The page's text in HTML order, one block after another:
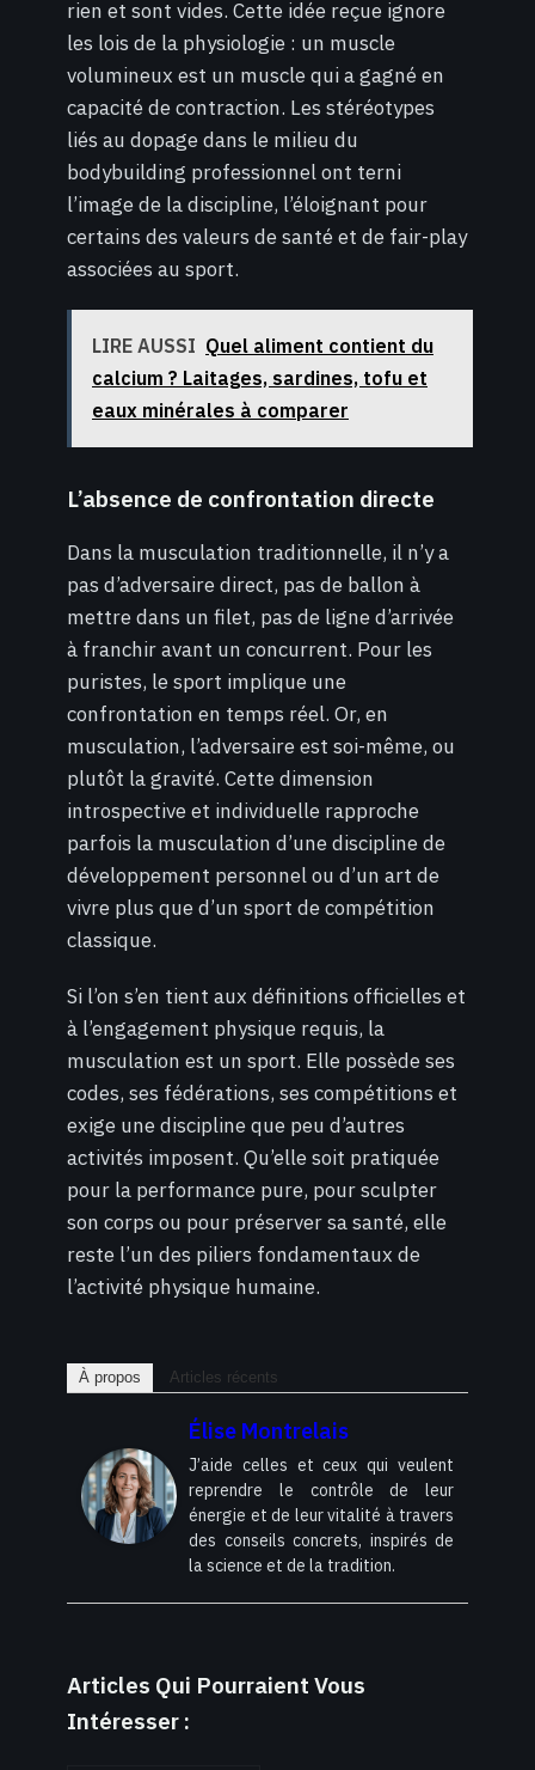
rien et sont vides. Cette idée reçue ignore
les lois de la physiologie : un muscle
volumineux est un muscle qui a gagné en
capacité de contraction. Les stéréotypes
liés au dopage dans le milieu du
bodybuilding professionnel ont terni
l’image de la discipline, l’éloignant pour
certains des valeurs de santé et de fair-play
associées au sport.
LIRE AUSSI Quel aliment contient du
calcium ? Laitages, sardines, tofu et
eaux minérales à comparer
L’absence de confrontation directe
Dans la musculation traditionnelle, il n’y a
pas d’adversaire direct, pas de ballon à
mettre dans un filet, pas de ligne d’arrivée
à franchir avant un concurrent. Pour les
puristes, le sport implique une
confrontation en temps réel. Or, en
musculation, l’adversaire est soi-même, ou
plutôt la gravité. Cette dimension
introspective et individuelle rapproche
parfois la musculation d’une discipline de
développement personnel ou d’un art de
vivre plus que d’un sport de compétition
classique.
Si l’on s’en tient aux définitions officielles et
à l’engagement physique requis, la
musculation est un sport. Elle possède ses
codes, ses fédérations, ses compétitions et
exige une discipline que peu d’autres
activités imposent. Qu’elle soit pratiquée
pour la performance pure, pour sculpter
son corps ou pour préserver sa santé, elle
reste l’un des piliers fondamentaux de
l’activité physique humaine.
À propos Articles récents
Élise Montrelais
J’aide celles et ceux qui veulent
reprendre le contrôle de leur
énergie et de leur vitalité à travers
des conseils concrets, inspirés de
la science et de la tradition.
Articles Qui Pourraient Vous
Intéresser :